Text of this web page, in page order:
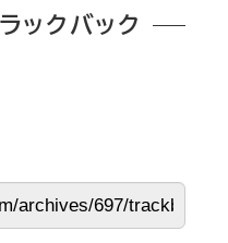
ックバック